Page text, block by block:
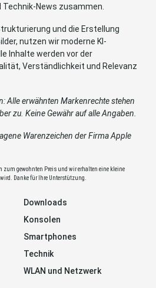
News zusammen.
und die Erstellung
nutzen wir moderne KI-
Inhalte werden vor der
Verständlichkeit und Relevanz
Alle erwähnten Markenrechte stehen
zu. Keine Gewähr auf alle Angaben.
Warenzeichen der Firma Apple
zum gewohnten Preis und wir erhalten eine kleine
Danke für Ihre Unterstützung.
Downloads
Konsolen
Smartphones
Technik
WLAN und Netzwerk